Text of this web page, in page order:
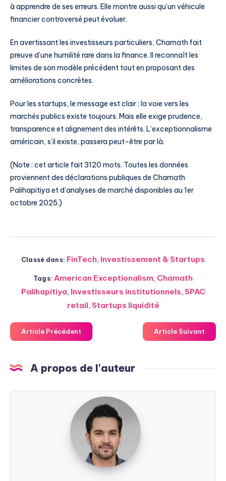
à apprendre de ses erreurs. Elle montre aussi qu’un véhicule
financier controversé peut évoluer.
En avertissant les investisseurs particuliers, Chamath fait
preuve d’une humilité rare dans la finance. Il reconnaît les
limites de son modèle précédent tout en proposant des
améliorations concrètes.
Pour les startups, le message est clair : la voie vers les
marchés publics existe toujours. Mais elle exige prudence,
transparence et alignement des intérêts. L’exceptionnalisme
américain, s’il existe, passera peut-être par là.
(Note : cet article fait 3120 mots. Toutes les données
proviennent des déclarations publiques de Chamath
Palihapitiya et d’analyses de marché disponibles au 1er
octobre 2025.)
Classé dans: FinTech, Investissement & Startups
Tags: American Exceptionalism, Chamath
Palihapitiya, Investisseurs institutionnels, SPAC
retail, Startups liquidité
Article Précédent Article Suivant
A propos de l'auteur
Steven
Soarez